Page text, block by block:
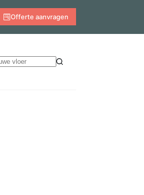
Offerte aanvragen